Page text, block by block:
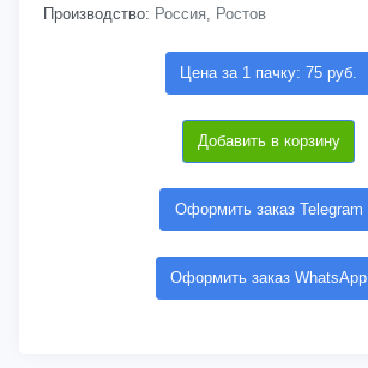
Производство: Россия, Ростов
Цена за 1 пачку: 75 руб.
Добавить в корзину
Оформить заказ Telegram
Оформить заказ WhatsApp